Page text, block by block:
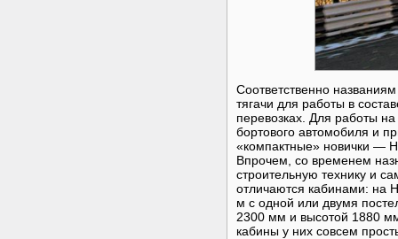
Соответственно
тягачи для работы в
перевозках. Для работы
бортового автомобиля и
«компактные» новички —
Впрочем, со временем
строительную технику и
отличаются кабинами: на
м с одной или двумя
2300 мм и высотой 1880
кабины у них совсем